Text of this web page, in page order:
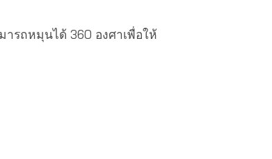
รถหมุนได้ 360 องศาเพื่อให้